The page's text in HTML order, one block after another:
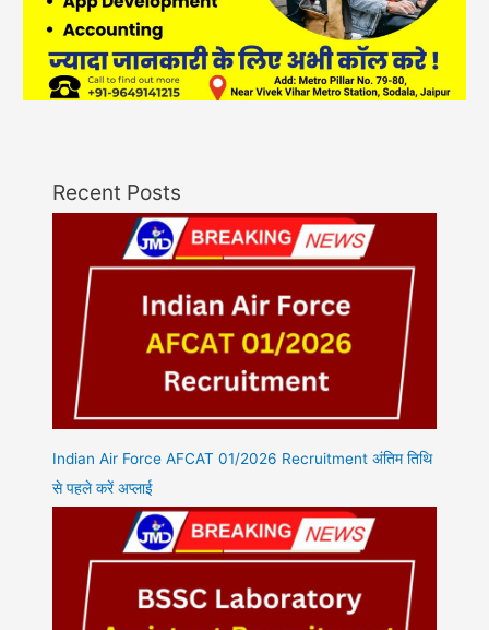
Recent Posts
Indian Air Force AFCAT 01/2026 Recruitment अंतिम तिथि
से पहले करें अप्लाई